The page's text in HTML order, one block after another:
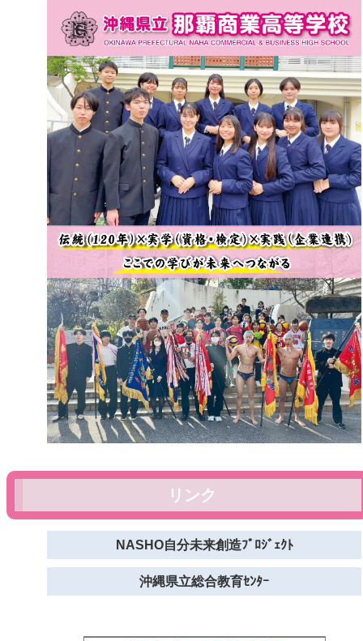
リンク
NASHO自分未来創造ﾌﾟﾛｼﾞｪｸﾄ
沖縄県立総合教育ｾﾝﾀｰ